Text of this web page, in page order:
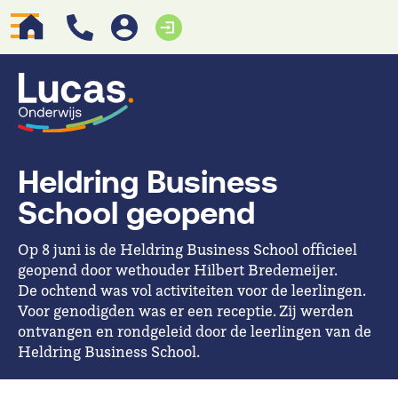
Heldring Business
School geopend
Op 8 juni is de Heldring Business School officieel
geopend door wethouder Hilbert Bredemeijer.
De ochtend was vol activiteiten voor de leerlingen.
Voor genodigden was er een receptie. Zij werden
ontvangen en rondgeleid door de leerlingen van de
Heldring Business School.